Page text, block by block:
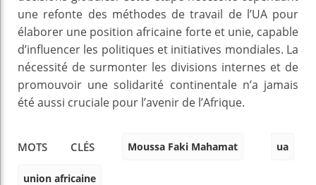
une refonte des méthodes de travail de l’UA pour
élaborer une position africaine forte et unie, capable
d’influencer les politiques et initiatives mondiales. La
nécessité de surmonter les divisions internes et de
promouvoir une solidarité continentale n’a jamais
été aussi cruciale pour l’avenir de l’Afrique.
MOTS CLÉS Moussa Faki Mahamat ua
union africaine